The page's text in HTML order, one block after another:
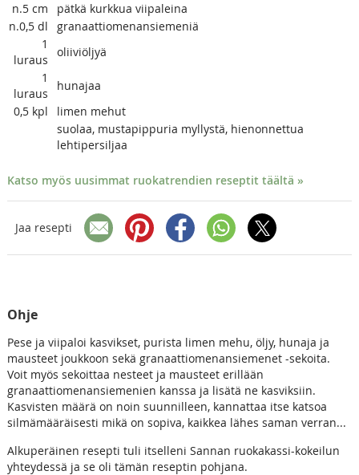
n.5 cm
pätkä kurkkua viipaleina
n.0,5 dl
granaattiomenansiemeniä
1
luraus
oliiviöljyä
1
luraus
hunajaa
0,5 kpl
limen mehut
suolaa, mustapippuria myllystä, hienonnettua
lehtipersiljaa
Katso myös uusimmat ruokatrendien reseptit täältä »
Jaa resepti
Ohje
Pese ja viipaloi kasvikset, purista limen mehu, öljy, hunaja ja
mausteet joukkoon sekä granaattiomenansiemenet -sekoita.
Voit myös sekoittaa nesteet ja mausteet erillään
granaattiomenansiemenien kanssa ja lisätä ne kasviksiin.
Kasvisten määrä on noin suunnilleen, kannattaa itse katsoa
silmämääräisesti mikä on sopiva, kaikkea lähes saman verran...
Alkuperäinen resepti tuli itselleni Sannan ruokakassi-kokeilun
yhteydessä ja se oli tämän reseptin pohjana.